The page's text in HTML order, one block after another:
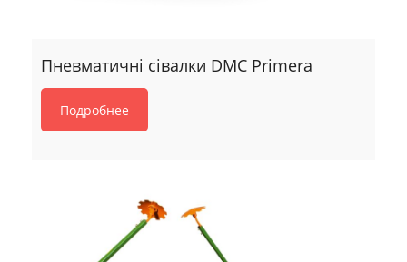
Пневматичні сівалки DMC Primera
Подробнее